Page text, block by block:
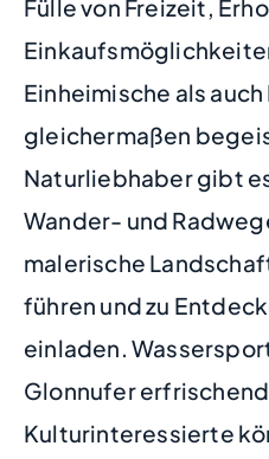
Fülle von Freizeit,
Einheimische als
gleichermaßen
Naturliebhaber gibt
Wander- und
malerische
führen und zu
einladen.
Glonnufer
Kulturinteressierte